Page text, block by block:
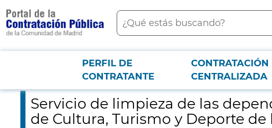
contenido
principal
Buscar
Menú PCON
PERFIL DE
CONTRATANTE
CONTRATACIÓN
CENTRALIZADA
Servicio de limpieza de las dependencias, instalaciones y edificios de la
Servicio de limpieza de las
de Cultura, Turismo y Deporte